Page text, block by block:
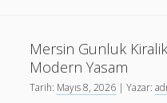
Preise
İm
Vergleich
Mersin Gunluk
Modern Yasam
Tarih: Mayıs 8, 2026 | Yazar: